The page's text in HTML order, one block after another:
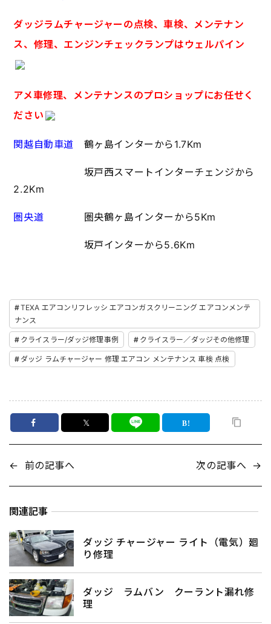
ダッジラムチャージャーの点検、車検、メンテナン
ス、修理、エンジンチェックランプはウェルパイン
アメ車修理、メンテナンスのプロショップにお任せく
ださい
関越自動車道 鶴ヶ島インターから1.7Km
坂戸西スマートインターチェンジから
2.2Km
圏央道 圏央鶴ヶ島インターから5Km
坂戸インターから5.6Km
TEXA エアコンリフレッシ エアコンガスクリーニング エアコンメンテ
ナンス
クライスラー/ダッジ修理事例 クライスラー／ダッジその他修理
ダッジ ラムチャージャー 修理 エアコン メンテナンス 車検 点検
𝕏
← 前の記事へ 次の記事へ →
関連記事
ダッジ チャージャー ライト（電気）廻
り修理
ダッジ ラムバン クーラント漏れ修
理